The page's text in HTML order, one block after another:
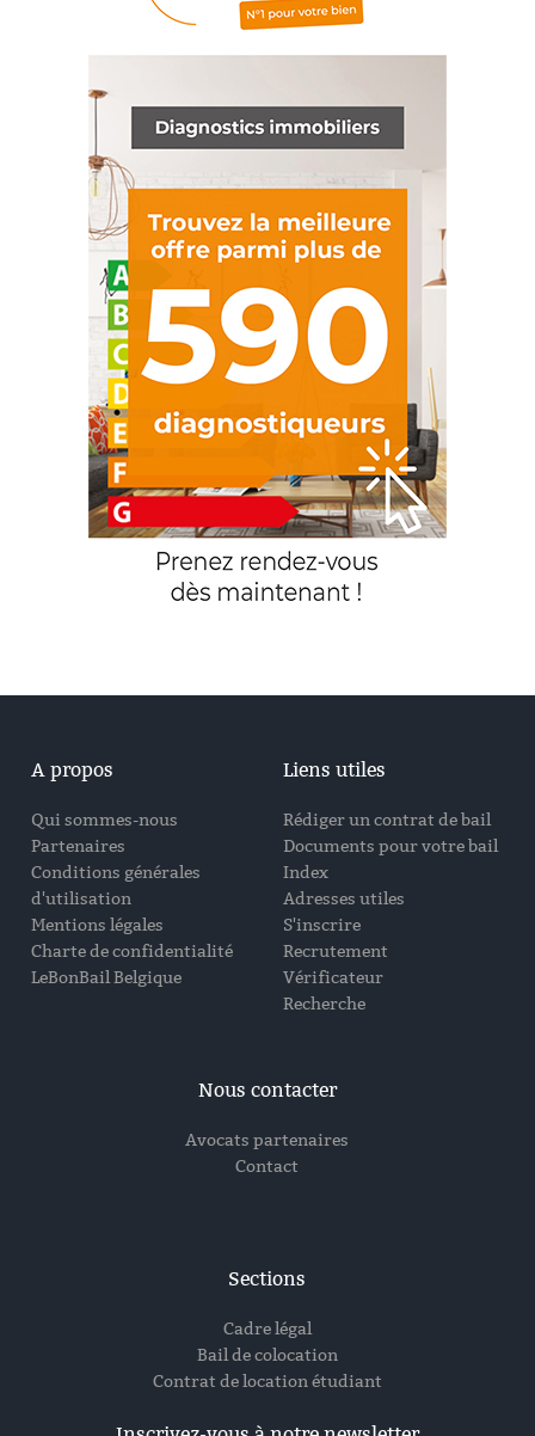
A propos
Qui sommes-nous
Partenaires
Conditions générales
d'utilisation
Mentions légales
Charte de confidentialité
LeBonBail Belgique
Liens utiles
Rédiger un contrat de bail
Documents pour votre bail
Index
Adresses utiles
S'inscrire
Recrutement
Vérificateur
Recherche
Nous contacter
Avocats partenaires
Contact
Sections
Cadre légal
Bail de colocation
Contrat de location étudiant